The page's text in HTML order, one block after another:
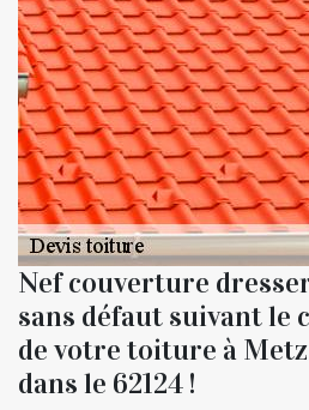
Nef couverture
sans défaut suivant le
de votre toiture à
dans le 62124 !